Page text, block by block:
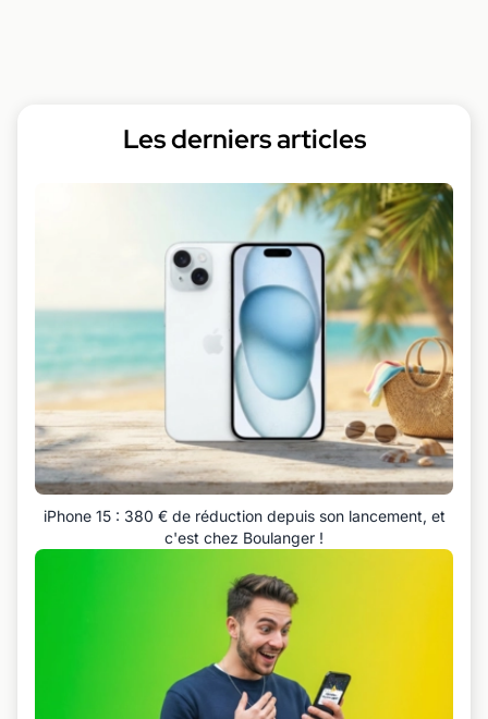
Les derniers articles
iPhone 15 : 380 € de réduction depuis son lancement, et
c'est chez Boulanger !